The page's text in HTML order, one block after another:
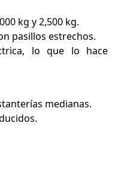
kg y 2,500 kg.
pasillos estrechos.
lo que lo hace
medianas.